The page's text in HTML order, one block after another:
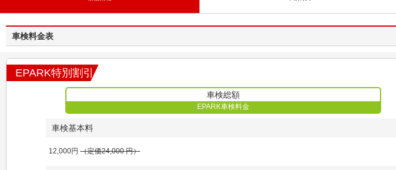
車検料金表
EPARK特別割引
車検総額
EPARK車検料金
車検基本料
12,000円 （定価24,000円）